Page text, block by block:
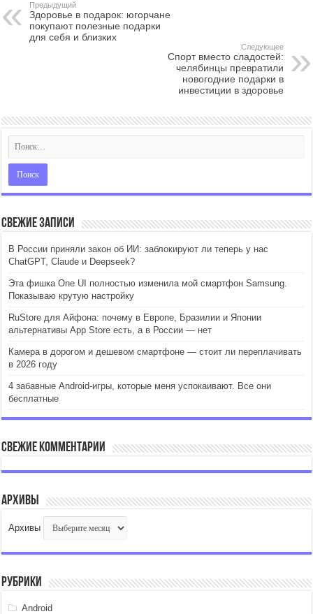
Предыдущий
Здоровье в подарок: югорчане
покупают полезные подарки
для себя и близких
Следующее
Спорт вместо сладостей:
челябинцы превратили
новогодние подарки в
инвестиции в здоровье
Свежие записи
В России приняли закон об ИИ: заблокируют ли теперь у нас
ChatGPT, Claude и Deepseek?
Эта фишка One UI полностью изменила мой смартфон Samsung.
Показываю крутую настройку
RuStore для Айфона: почему в Европе, Бразилии и Японии
альтернативы App Store есть, а в России — нет
Камера в дорогом и дешевом смартфоне — стоит ли переплачивать
в 2026 году
4 забавные Android-игры, которые меня успокаивают. Все они
бесплатные
Свежие комментарии
Архивы
Архивы
Рубрики
Android